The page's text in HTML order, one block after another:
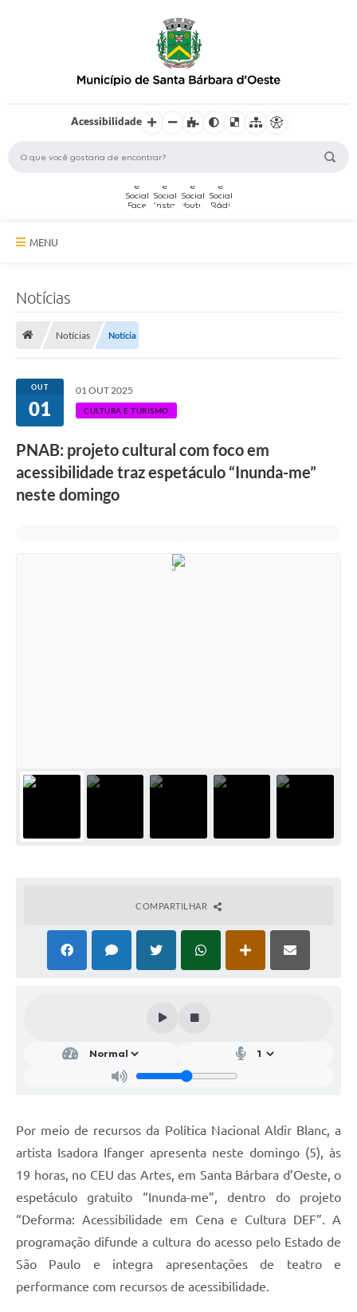
Acessibilidade
MENU
Serviços Online
Transparência
Legislação
Covid-19
Lei Aldir Blanc
Publicidade
Notícias
Galeria de Vídeos
Contato
Plano Municipal de Segurança Pública
Plano de Contratações Anuais
Notícias
Notícias Notícia
OUT
01
01 OUT 2025
CULTURA E TURISMO
PNAB: projeto cultural com foco em
acessibilidade traz espetáculo “Inunda-me”
neste domingo
COMPARTILHAR
Por meio de recursos da Política Nacional Aldir Blanc, a
artista Isadora Ifanger apresenta neste domingo (5), às
19 horas, no CEU das Artes, em Santa Bárbara d’Oeste, o
espetáculo gratuito “Inunda-me”, dentro do projeto
“Deforma: Acessibilidade em Cena e Cultura DEF”. A
programação difunde a cultura do acesso pelo Estado de
São Paulo e integra apresentações de teatro e
performance com recursos de acessibilidade.